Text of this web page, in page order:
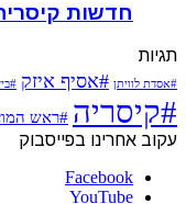
חדשות קיסריה
תגיות
#אסדת לוויתן #אסיף איזק
#קיסריה #ראש
עקוב אחרינו בפייסבוק
Facebook
YouTube